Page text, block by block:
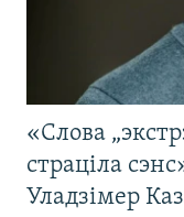
«Слова
страціла
Уладзімер